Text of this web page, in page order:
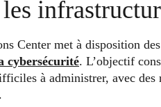
Center met à disposition
cybersécurité. L’objectif
à administrer, avec des